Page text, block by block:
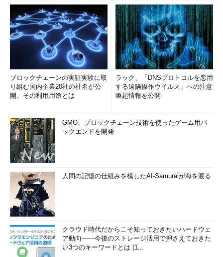
ブロックチェーンの実証実験に取
り組む国内企業20社の社名が公
開、その利用用途とは
ラック、「DNSプロトコルを悪用
する遠隔操作ウイルス」への注意
喚起情報を公開
GMO、ブロックチェーン技術を使ったゲーム用バ
ックエンドを開発
人間の記憶の仕組みを模したAI-Samuraiが海を渡る
クラウド時代だからこそ知っておきたいハードウェ
ア動向――今後のストレージ活用で押さえておきた
い3つのキーワードとは (1...